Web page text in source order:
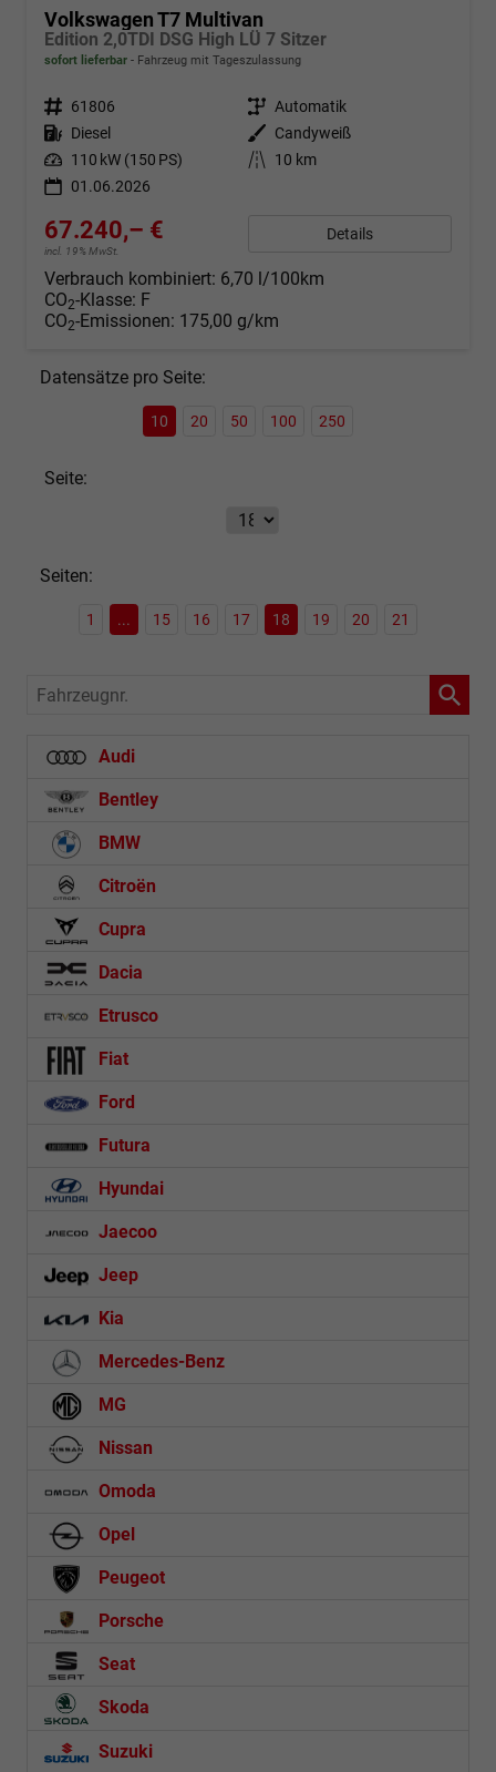
Volkswagen T7 Multivan
Edition 2,0TDI DSG High LÜ 7 Sitzer
sofort lieferbar Fahrzeug mit Tageszulassung
Fahrzeugnr. 61806 Getriebe Automatik
Kraftstoff Diesel Außenfarbe
Candyweiß
Leistung 110 kW (150 PS) Kilometerstand
10 km
01.06.2026
67.240,– €
incl. 19% MwSt.
Details
Verbrauch kombiniert: 6,70 l/100km
CO2-Klasse: F
CO2-Emissionen: 175,00 g/km
Datensätze pro Seite:
10 20 50 100 250
Seite:
Seiten:
1 ... 15 16 17 18 19 20 21
Fahrzeugnr.
Audi
Bentley
BMW
Citroën
Cupra
Dacia
Etrusco
Fiat
Ford
Futura
Hyundai
Jaecoo
Jeep
Kia
Mercedes-Benz
MG
Nissan
Omoda
Opel
Peugeot
Porsche
Seat
Skoda
Suzuki